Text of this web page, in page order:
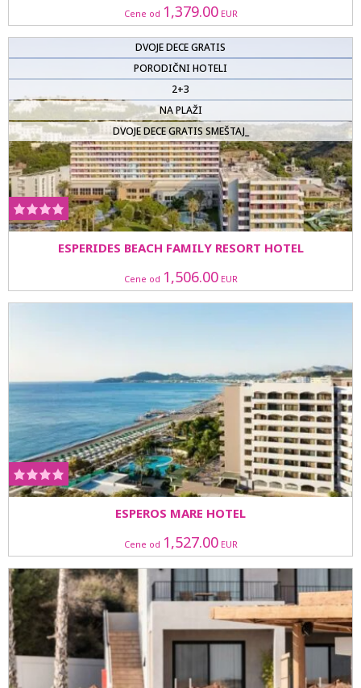
Cene od 1,379.00EUR
DVOJE DECE GRATIS
PORODIČNI HOTELI
2+3
NA PLAŽI
DVOJE DECE GRATIS SMEŠTAJ_
ESPERIDES BEACH FAMILY RESORT HOTEL
Cene od 1,506.00EUR
ESPEROS MARE HOTEL
Cene od 1,527.00EUR